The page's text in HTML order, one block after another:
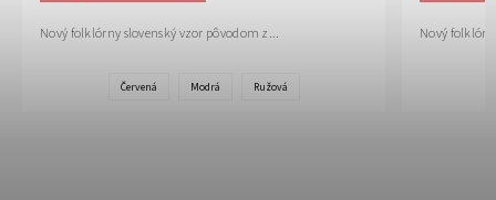
Nový folklórny slovenský vzor pôvodom z...
Červená Modrá Ružová
Nový